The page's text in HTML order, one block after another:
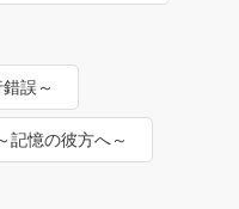
誤～
記憶の彼方へ～